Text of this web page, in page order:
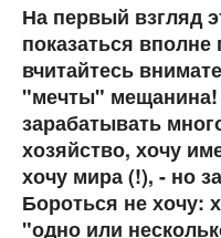
На первый взгляд
показаться
вчитайтесь
"мечты"
зарабатывать
хозяйство, хочу
хочу мира (!), - но
Бороться не хочу:
"одно или